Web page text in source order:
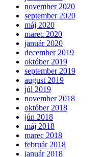
november 2020
september 2020
máj 2020
marec 2020
január 2020
december 2019
október 2019
september 2019
august 2019
júl 2019
november 2018
október 2018
jún 2018
máj 2018
marec 2018
február 2018
január 2018